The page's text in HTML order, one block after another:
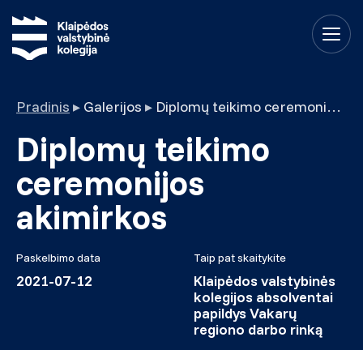
Pradinis ▸ Galerijos ▸ Diplomų teikimo ceremonijos akimirkos
Diplomų teikimo
ceremonijos
akimirkos
Paskelbimo data
2021-07-12
Taip pat skaitykite
Klaipėdos valstybinės
kolegijos absolventai
papildys Vakarų
regiono darbo rinką